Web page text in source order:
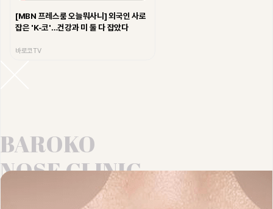
[MBN 프레스룸 오늘뭐사니] 외국인 사로
잡은 'K-코'…건강과 미 둘 다 잡았다
바로코TV
BAROKO
NOSE CLINIC